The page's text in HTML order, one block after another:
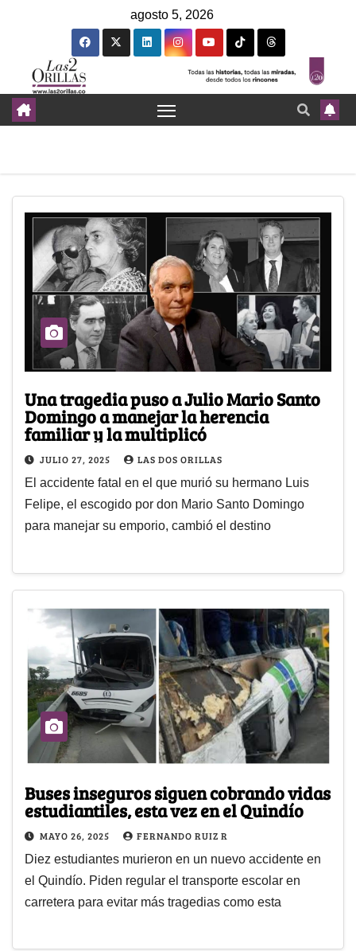
agosto 5, 2026
Una tragedia puso a Julio Mario Santo
Domingo a manejar la herencia
familiar y la multiplicó
JULIO 27, 2025 LAS DOS ORILLAS
El accidente fatal en el que murió su hermano Luis
Felipe, el escogido por don Mario Santo Domingo
para manejar su emporio, cambió el destino
Buses inseguros siguen cobrando vidas
estudiantiles, esta vez en el Quindío
MAYO 26, 2025 FERNANDO RUIZ R
Diez estudiantes murieron en un nuevo accidente en
el Quindío. Piden regular el transporte escolar en
carretera para evitar más tragedias como esta